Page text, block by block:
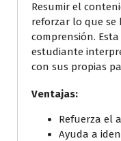
Resumir el
reforzar lo que se
comprensión.
estudiante
con sus propias
Ventajas:
Refuerza el
Ayuda a